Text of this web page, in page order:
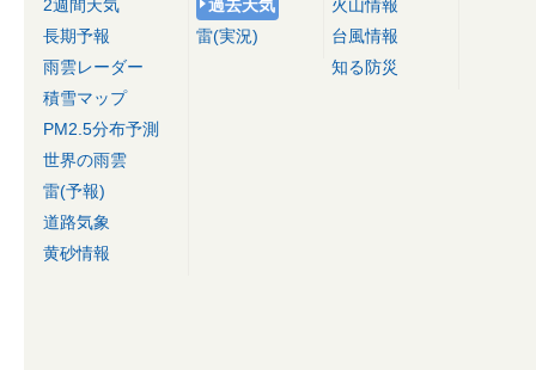
2週間天気
長期予報
雨雲レーダー
積雪マップ
PM2.5分布予測
世界の雨雲
雷(予報)
道路気象
黄砂情報
過去天気
雷(実況)
火山情報
台風情報
知る防災